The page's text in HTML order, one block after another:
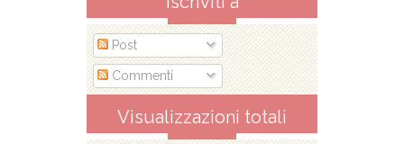
Post
Commenti
Visualizzazioni totali